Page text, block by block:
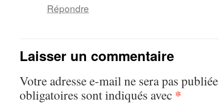
Répondre
Laisser un commentaire
Votre adresse e-mail ne sera pas
obligatoires sont indiqués avec *